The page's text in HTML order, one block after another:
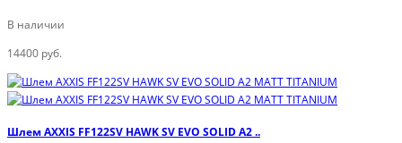
В наличии
14400 руб.
Шлем AXXIS FF122SV HAWK SV EVO SOLID A2 ..